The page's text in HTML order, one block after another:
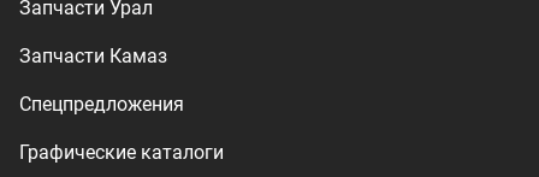
utkm@mail.ru
ул. Нижнезаречная, 71
Производство спецтехники